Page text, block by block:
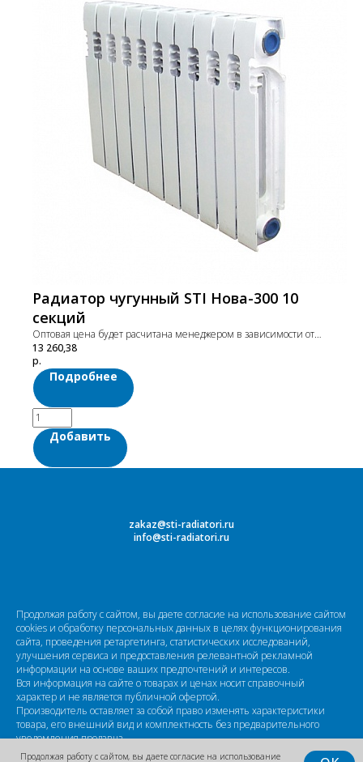
Радиатор чугунный STI Нова-300 10
секций
Оптовая цена будет расчитана менеджером в зависимости от
объёма заказа. Цены указаны с учетом НДС.
13 260,38
р.
Подробнее
Добавить
Продолжая работу с сайтом, вы даете согласие на использование
zakaz@sti-radiatori.ru
info@sti-radiatori.ru
Продолжая работу с сайтом, вы даете согласие на использование сайтом
cookies и обработку персональных данных в целях функционирования
сайта, проведения ретаргетинга, статистических исследований,
улучшения сервиса и предоставления релевантной рекламной
информации на основе ваших предпочтений и интересов.
Вся информация на сайте о товарах и ценах носит справочный
характер и не является публичной офертой.
Производитель оставляет за собой право изменять характеристики
товара, его внешний вид и комплектность без предварительного
уведомления продавца